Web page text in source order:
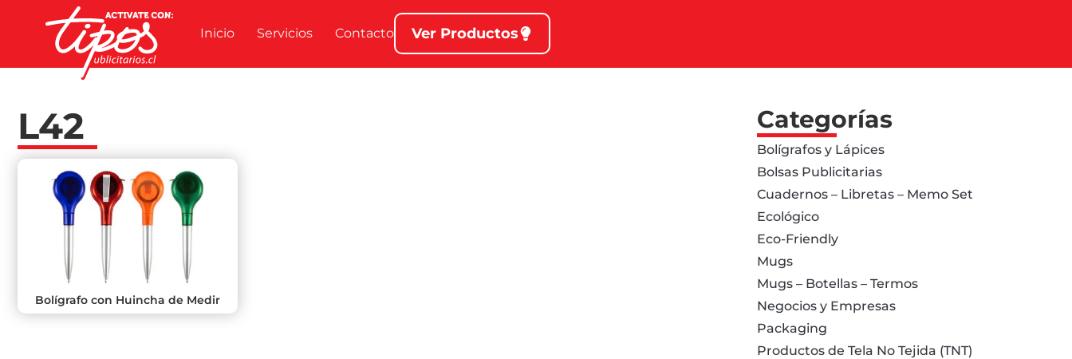
Inicio Servicios Contacto Ver Productos
L42
Bolígrafo con Huincha de Medir
Categorías
Bolígrafos y Lápices
Bolsas Publicitarias
Cuadernos – Libretas – Memo Set
Ecológico
Eco-Friendly
Mugs
Mugs – Botellas – Termos
Negocios y Empresas
Packaging
Productos de Tela No Tejida (TNT)